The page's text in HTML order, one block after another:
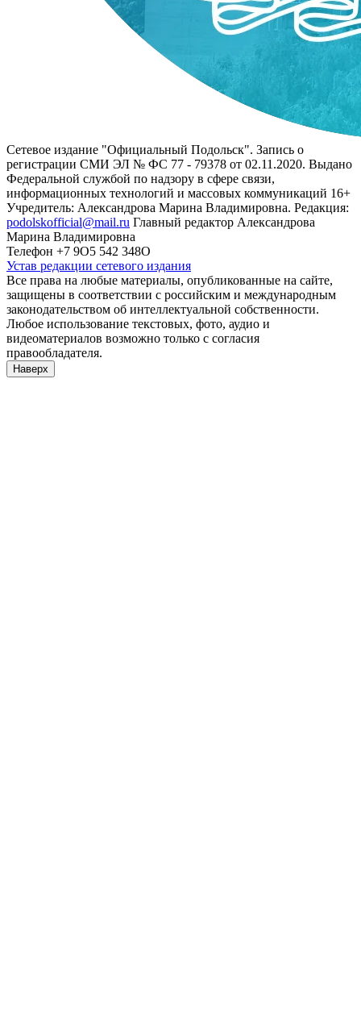
Сетевое издание "Официальный Подольск". Запись о
регистрации СМИ ЭЛ № ФС 77 - 79378 от 02.11.2020. Выдано
Федеральной службой по надзору в сфере связи,
информационных технологий и массовых коммуникаций 16+
Учредитель: Александрова Марина Владимировна. Редакция:
podolskofficial@mail.ru Главный редактор Александрова
Марина Владимировна
Телефон +7 9О5 542 348О
Устав редакции сетевого издания
Все права на любые материалы, опубликованные на сайте,
защищены в соответствии с российским и международным
законодательством об интеллектуальной собственности.
Любое использование текстовых, фото, аудио и
видеоматериалов возможно только с согласия
правообладателя.
Наверх